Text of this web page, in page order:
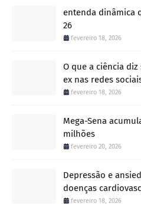
entenda dinâmica
26
fevereiro 18, 2026
O que a ciência
ex nas redes
fevereiro 18, 2026
Mega-Sena
milhões
fevereiro 20, 2026
Depressão e
doenças
fevereiro 18, 2026